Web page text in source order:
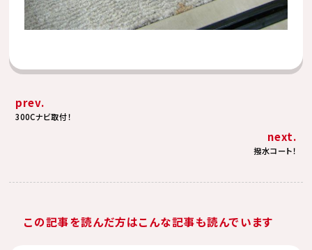
prev.
300Cナビ取付！
next.
撥水コート！
この記事を読んだ方はこんな記事も読んでいます